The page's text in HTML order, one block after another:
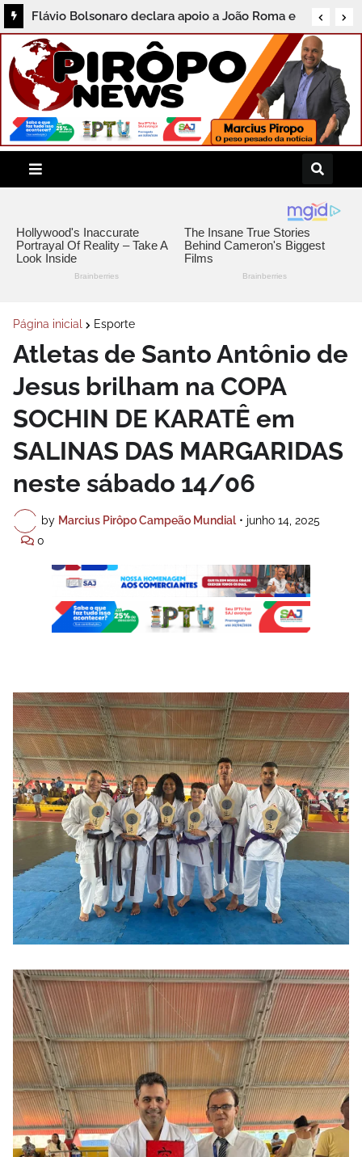
Flávio Bolsonaro declara apoio a João Roma e
Angelo Coronel na disputa pelo Senado na
Bahia
Inscrições para concurso da Polícia Civil da
Bahia começam nesta sexta; veja como
participar
Página inicial Esporte
Atletas de Santo Antônio de
Jesus brilham na COPA
SOCHIN DE KARATÊ em
SALINAS DAS MARGARIDAS
neste sábado 14/06
by Marcius Pirôpo Campeão Mundial • junho 14, 2025
0